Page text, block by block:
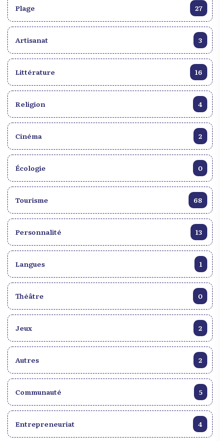
Plage 27
Artisanat 3
Littérature 16
Religion 4
Cinéma 2
Écologie 0
Tourisme 68
Personnalité 13
Langues 1
Théâtre 0
Jeux 2
Autres 2
Communauté 5
Entrepreneuriat 4